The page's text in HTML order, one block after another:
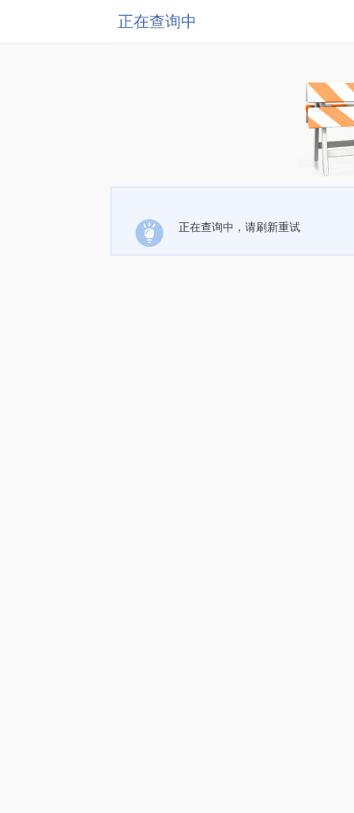
正在查询中
正在查询中，请刷新重试